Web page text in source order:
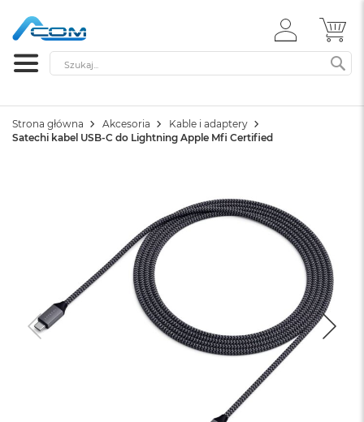
ZALOGUJ
SIĘ
Szukaj
Strona główna Akcesoria
Kable i adaptery
Satechi kabel USB-C do Lightning Apple Mfi Certified